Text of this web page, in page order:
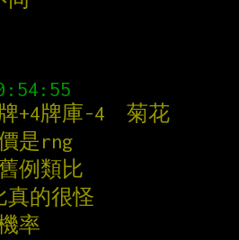
+4牌庫-4  菊花
是rng
例類比
真的很怪
率